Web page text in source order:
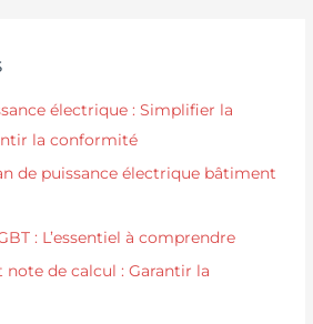
électrique : Simplifier la
la conformité
de puissance électrique bâtiment
: L’essentiel à comprendre
note de calcul : Garantir la